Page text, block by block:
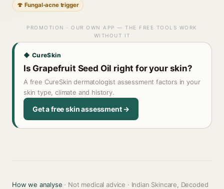
🍄 Fungal-acne trigger
PROMOTION · OUR OWN APP — THE FREE TOOLS WORK
WITHOUT IT
◆ CureSkin
Is Grapefruit Seed Oil right for your skin?
A free CureSkin dermatologist assessment factors in your
skin type, climate and history.
Get a free skin assessment →
How we analyse · Not medical advice · Indian Skincare, Decoded